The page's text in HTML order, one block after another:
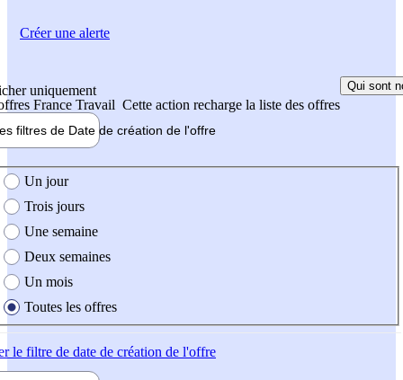
uniquement
France Travail Cette action recharge la liste des offres
Qui sont
filtres de Date de création de l'offre
création de l'offre
Un jour
Trois jours
Une semaine
Deux semaines
Un mois
Toutes les offres
le filtre de date de création de l'offre
Créer une alerte